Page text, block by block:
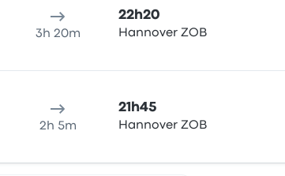
3h 20m
22h20
Hannover ZOB
2h 5m
21h45
Hannover ZOB